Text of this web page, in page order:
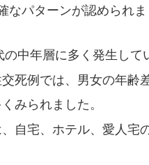
なパターンが認められま
中年層に多く発生して
死例では、男女の年齢
みられました。
自宅、ホテル、愛人宅